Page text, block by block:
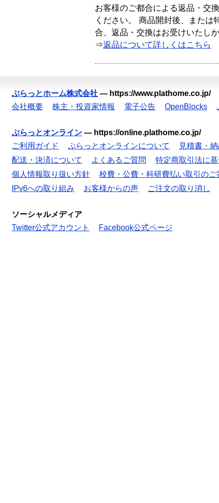
お客様のご都合による返品・交
ください。 商品開封後、または
合、返品・交換はお受けいたし
⇒返品について詳しくはこちら
ぷらっとホーム株式会社 — https://www.plathome.co.jp/
会社概要
株主・投資家情報 電子公告 OpenBlocks
ぷらっとオンライン — https://online.plathome.co.jp/
ご利用ガイド
ぷらっとオンラインについて
見積書・
配送・決済について
よくあるご質問
特定商取引法に
個人情報取り扱い方針
校費・公費・科研費払い取引のご
IPv6への取り組み
お客様からの声 ご注文の取り消し
ソーシャルメディア
Twitter公式アカウント
Facebook公式ページ